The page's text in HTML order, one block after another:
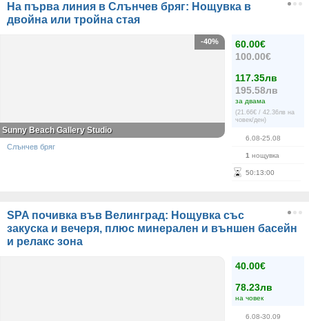
На първа линия в Слънчев бряг: Нощувка в
двойна или тройна стая
60.00€
100.00€
117.35лв
195.58лв
за двама
(21.66€ / 42.36лв на
човек/ден)
6.08-25.08
1 нощувка
50:13:00
-40%
Sunny Beach Gallery Studio
Слънчев бряг
SPA почивка във Велинград: Нощувка със
закуска и вечеря, плюс минерален и външен басейн
и релакс зона
40.00€
78.23лв
на човек
6.08-30.09